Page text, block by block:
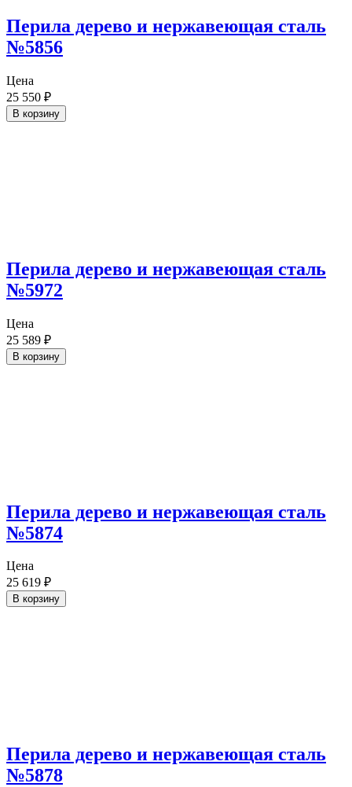
Перила дерево и нержавеющая сталь
№5856
Цена
25 550 ₽
В корзину
Перила дерево и нержавеющая сталь
№5972
Цена
25 589 ₽
В корзину
Перила дерево и нержавеющая сталь
№5874
Цена
25 619 ₽
В корзину
Перила дерево и нержавеющая сталь
№5878